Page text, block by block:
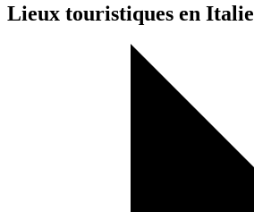
Lieux touristiques en Italie